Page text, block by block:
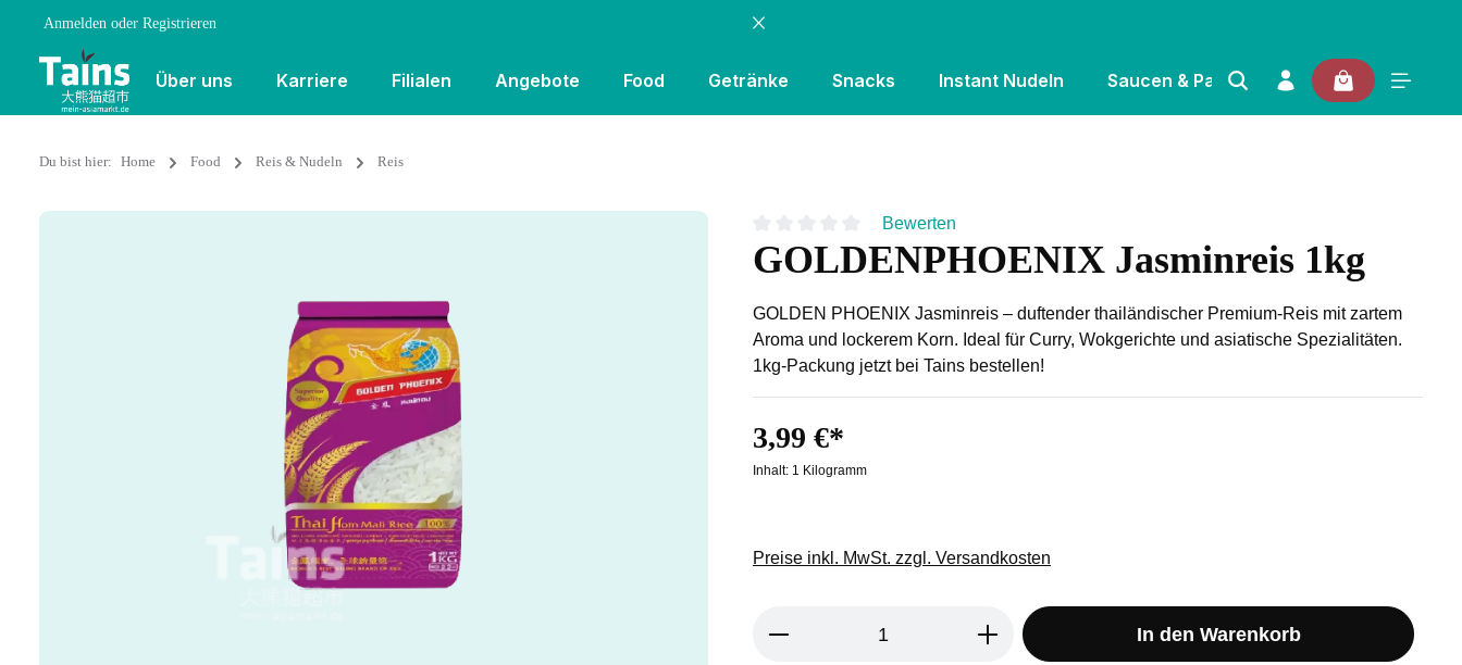
Anmelden oder Registrieren
Über uns Karriere Filialen Angebote Food Getränke Snacks Instant Nudeln Saucen & Pasten Gewürze & Kräuter
Du bist hier: Home Food Reis & Nudeln Reis
Durchschnittliche Bewertung von 0 von 5 Sternen
Bewerten
GOLDENPHOENIX Jasminreis 1kg
GOLDEN PHOENIX Jasminreis – duftender thailändischer Premium-Reis mit zartem
Aroma und lockerem Korn. Ideal für Curry, Wokgerichte und asiatische Spezialitäten.
1kg-Packung jetzt bei Tains bestellen!
3,99 €*
Inhalt: 1 Kilogramm
Preise inkl. MwSt. zzgl. Versandkosten
Produkt Anzahl: Gib den gewünschten Wert ein oder
In den Warenkorb